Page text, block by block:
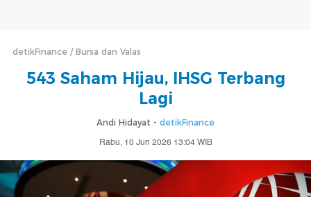
detikFinance Bursa dan Valas
543 Saham Hijau, IHSG Terbang
Lagi
Andi Hidayat - detikFinance
Rabu, 10 Jun 2026 13:04 WIB